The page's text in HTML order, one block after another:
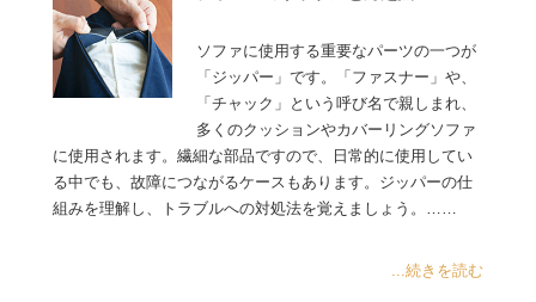
ソファに使用する重要なパーツの一つが
「ジッパー」です。「ファスナー」や、
「チャック」という呼び名で親しまれ、
多くのクッションやカバーリングソファ
に使用されます。繊細な部品ですので、日常的に使用してい
る中でも、故障につながるケースもあります。ジッパーの仕
組みを理解し、トラブルへの対処法を覚えましょう。……
...続きを読む